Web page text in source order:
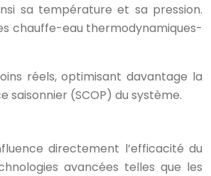
sa température et sa pression.
chauffe-eau thermodynamiques-
réels, optimisant davantage la
(SCOP) du système.
directement l’efficacité du
avancées telles que les